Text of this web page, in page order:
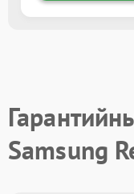
Samsung